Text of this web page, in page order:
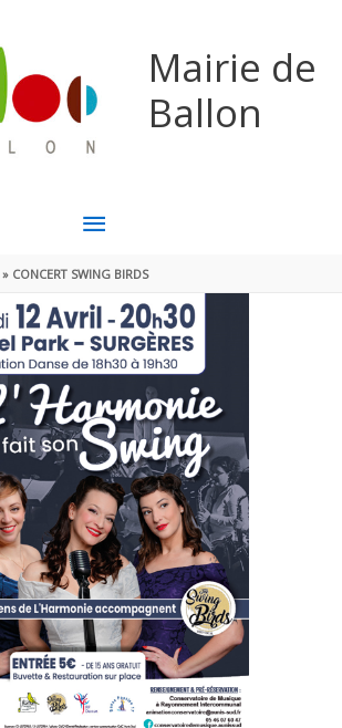
Mairie de
Ballon
MENU
PRINCIPAL
CONCERT SWING BIRDS